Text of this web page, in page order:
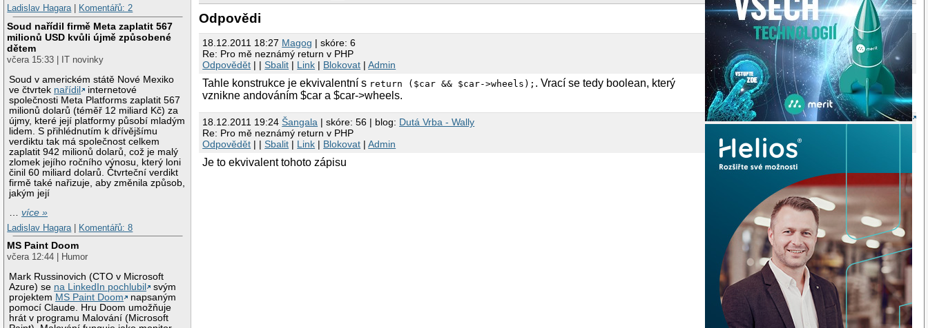
Ladislav Hagara| Komentářů: 2
Soud nařídil firmě Meta zaplatit 567
milionů USD kvůli újmě způsobené
dětem
včera 15:33 | IT novinky
Soud v americkém státě Nové Mexiko
ve čtvrtek nařídil
internetové
společnosti Meta Platforms zaplatit 567
milionů dolarů (téměř 12 miliard Kč) za
újmy, které její platformy působí mladým
lidem. S přihlédnutím k dřívějšímu
verdiktu tak má společnost celkem
zaplatit 942 milionů dolarů, což je malý
zlomek jejího ročního výnosu, který loni
činil 60 miliard dolarů. Čtvrteční verdikt
firmě také nařizuje, aby změnila způsob,
jakým její
…více »
Ladislav Hagara
Komentářů: 8
MS Paint Doom
včera 12:44 | Humor
Mark Russinovich (CTO v Microsoft
Azure) se na LinkedIn pochlubil
svým
projektem MS Paint Doom
napsaným
pomocí Claude. Hru Doom umožňuje
hrát v programu Malování (Microsoft
Odpovědi
18.12.2011 18:27 Magog | skóre: 6
Re: Pro mě neznámý return v PHP
Odpovědět | |Sbalit | Link | Blokovat |Admin
Tahle konstrukce je ekvivalentní s return ($car && $car->wheels); . Vrací se tedy boolean, který
vznikne andováním $car a $car->wheels.
18.12.2011 19:24Šangala | skóre: 56 | blog: Dutá Vrba - Wally
Re: Pro mě neznámý return v PHP
Odpovědět | |Sbalit | Link | Blokovat |Admin
Je to ekvivalent tohoto zápisu